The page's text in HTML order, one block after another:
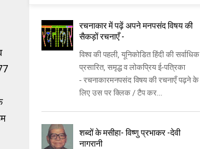
रचनाकार में पढ़ें अपने मनपसंद विषय की
सैकड़ों रचनाएँ -
विश्व की पहली, यूनिकोडित हिंदी की सर्वाधिक
प्रसारित, समृद्ध व लोकप्रिय ई-पत्रिका
- रचनाकारमनपसंद विषय की रचनाएँ पढ़ने के
लिए उस पर क्लिक / टैप कर...
शब्दों के मसीहा- विष्णु प्रभाकर -देवी
नागरानी